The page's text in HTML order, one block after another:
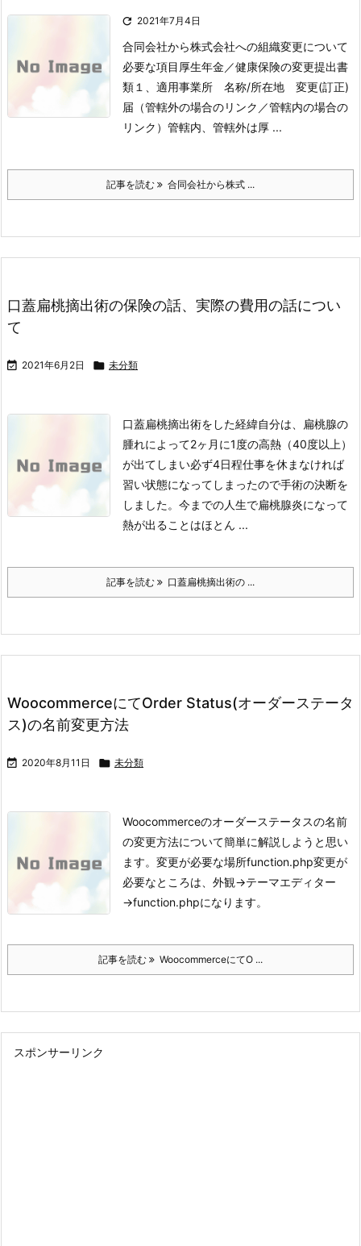
 2021年7月4日
合同会社から株式会社への組織変更について
必要な項目 厚生年金／健康保険の変更提出書
類１、適用事業所 名称/所在地 変更(訂正)
届 （管轄外の場合のリンク／管轄内の場合の
リンク） 管轄内、管轄外は厚 ...
記事を読む 合同会社から株式 ...
口蓋扁桃摘出術の保険の話、実際の費用の話につい
て
 2021年6月2日  未分類
口蓋扁桃摘出術をした経緯自分は、扁桃腺の
腫れによって2ヶ月に1度の高熱（40度以上）
が出てしまい必ず4日程仕事を休まなければ
習い状態になってしまったので手術の決断を
しました。 今までの人生で扁桃腺炎になって
熱が出ることはほとん ...
記事を読む 口蓋扁桃摘出術の ...
WoocommerceにてOrder Status(オーダーステータ
ス)の名前変更方法
 2020年8月11日  未分類
Woocommerceのオーダーステータスの名前
の変更方法について簡単に解説しようと思い
ます。 変更が必要な場所function.php変更が
必要なところは、外観→テーマエディター
→function.phpになります。
記事を読む WoocommerceにてO ...
スポンサーリンク